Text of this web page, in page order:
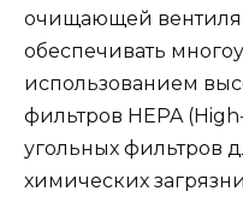
очищающей
обеспечивать
использованием
фильтров HEPA
угольных фильтров
химических